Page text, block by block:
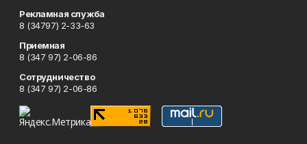
Рекламная служба
8 (34797) 2-33-63
Приемная
8 (347 97) 2-06-86
Сотрудничество
8 (347 97) 2-06-86